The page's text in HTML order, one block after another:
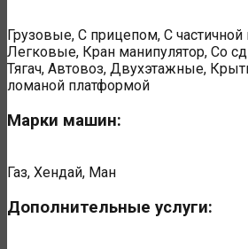
Грузовые, С прицепом, С частичной
Легковые, Кран манипулятор, Со
Тягач, Автовоз, Двухэтажные,
ломаной платформой
Марки машин:
Газ, Хендай, Ман
Дополнительные услуги: